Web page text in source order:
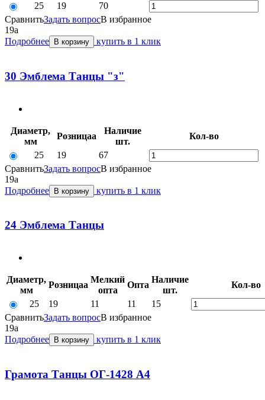
25
19
70
СравнитьЗадать вопросВ избранное
19a
Подробнее
В корзину купить в 1 клик
30 Эмблема Танцы "з"
Диаметр,
мм
Розницаa
Наличие
шт.
Кол-во
25
19
67
СравнитьЗадать вопросВ избранное
19a
Подробнее
В корзину купить в 1 клик
24 Эмблема Танцы
Диаметр,
мм
Розницаa
Мелкий
оптa
Оптa
Наличие
шт.
Кол-во
25
19 11 11
15
СравнитьЗадать вопросВ избранное
19a
Подробнее
В корзину купить в 1 клик
Грамота Танцы ОГ-1428 А4